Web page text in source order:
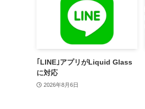
｢LINE｣アプリがLiquid Glass
に対応
2026年8月6日